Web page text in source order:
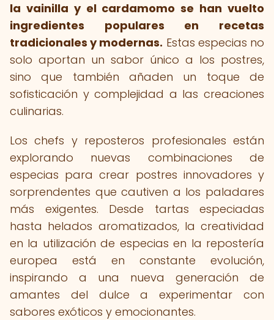
la vainilla y el cardamomo se han vuelto
ingredientes populares en recetas
tradicionales y modernas. Estas especias no
solo aportan un sabor único a los postres,
sino que también añaden un toque de
sofisticación y complejidad a las creaciones
culinarias.
Los chefs y reposteros profesionales están
explorando nuevas combinaciones de
especias para crear postres innovadores y
sorprendentes que cautiven a los paladares
más exigentes. Desde tartas especiadas
hasta helados aromatizados, la creatividad
en la utilización de especias en la repostería
europea está en constante evolución,
inspirando a una nueva generación de
amantes del dulce a experimentar con
sabores exóticos y emocionantes.